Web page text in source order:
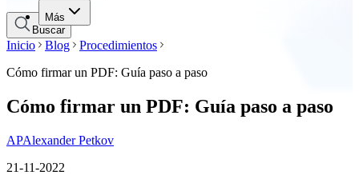
Más
Buscar
Inicio Blog
Procedimientos
Cómo firmar un PDF: Guía paso a paso
Cómo firmar un PDF: Guía paso a paso
APAlexander Petkov
21-11-2022